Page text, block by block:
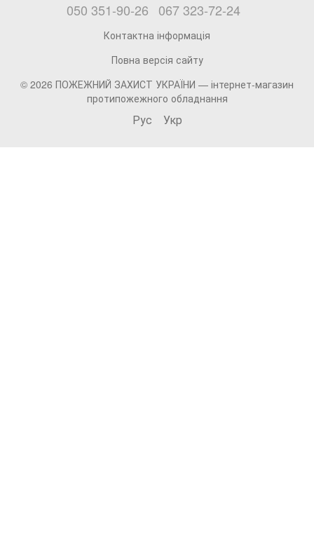
050 351-90-26 067 323-72-24
Контактна інформація
Повна версія сайту
© 2026 ПОЖЕЖНИЙ ЗАХИСТ УКРАЇНИ — інтернет-магазин
протипожежного обладнання
Рус Укр